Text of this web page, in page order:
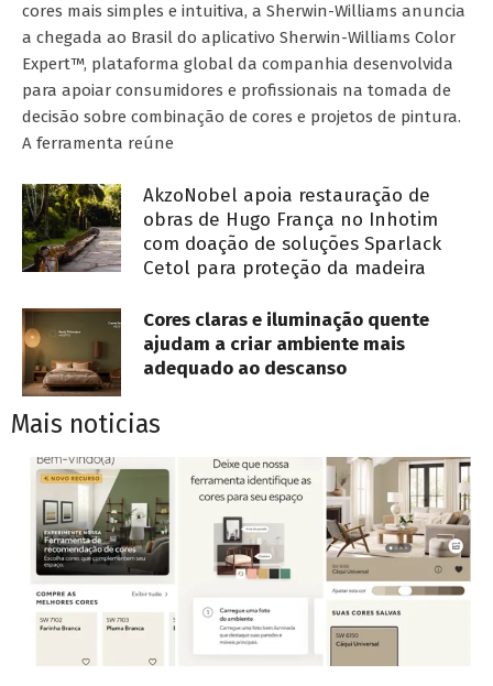
cores mais simples e intuitiva, a Sherwin-Williams anuncia
a chegada ao Brasil do aplicativo Sherwin-Williams Color
Expert™, plataforma global da companhia desenvolvida
para apoiar consumidores e profissionais na tomada de
decisão sobre combinação de cores e projetos de pintura.
A ferramenta reúne
AkzoNobel apoia restauração de
obras de Hugo França no Inhotim
com doação de soluções Sparlack
Cetol para proteção da madeira
Cores claras e iluminação quente
ajudam a criar ambiente mais
adequado ao descanso
Mais noticias